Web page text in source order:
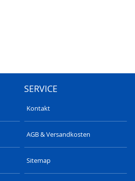
SERVICE
Kontakt
AGB & Versandkosten
Sitemap